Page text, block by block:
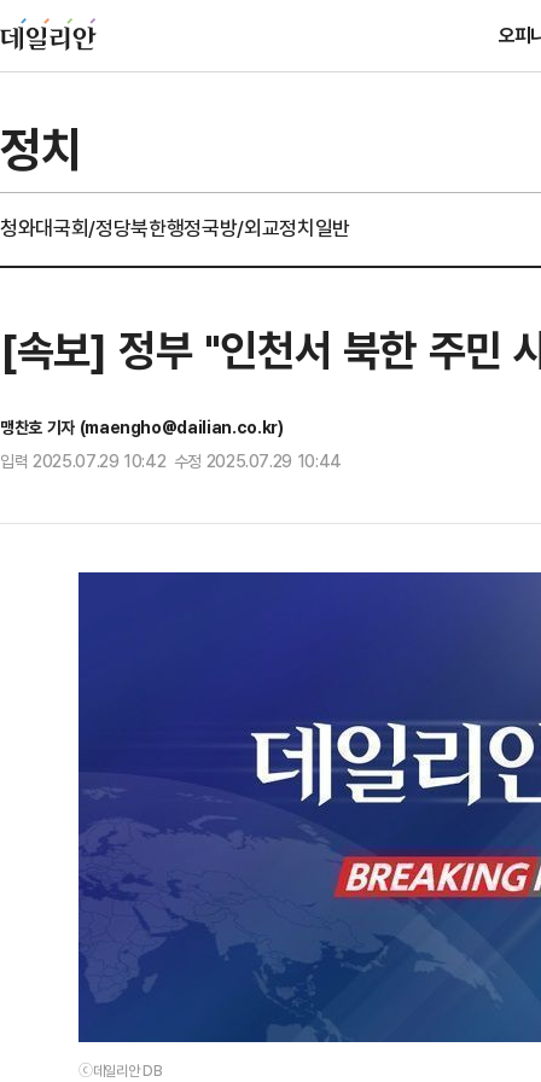
오피
정치
청와대국회/정당북한행정국방/외교정치일반
[속보] 정부 "인천서 북한 주민
맹찬호 기자 (maengho@dailian.co.kr)
입력 2025.07.29 10:42 수정 2025.07.29 10:44
ⓒ데일리안 DB